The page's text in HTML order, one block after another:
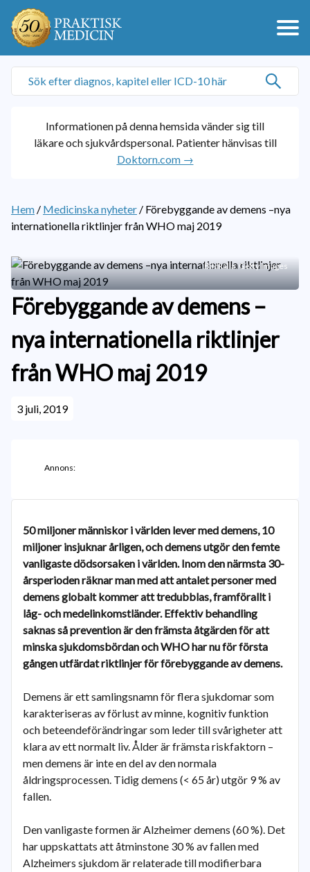
Informationen på denna hemsida vänder sig till
läkare och sjukvårdspersonal. Patienter hänvisas till
Doktorn.com →
Hem / Medicinska nyheter / Förebyggande av demens –nya
internationella riktlinjer från WHO maj 2019
Förebyggande av demens –
nya internationella riktlinjer
från WHO maj 2019
3 juli, 2019
Bildkälla: Getty Images
Annons:
50 miljoner människor i världen lever med demens, 10
miljoner insjuknar årligen, och demens utgör den femte
vanligaste dödsorsaken i världen. Inom den närmsta 30-
årsperioden räknar man med att antalet personer med
demens globalt kommer att tredubblas, framförallt i
låg- och medelinkomstländer. Effektiv behandling
saknas så prevention är den främsta åtgärden för att
minska sjukdomsbördan och WHO har nu för första
gången utfärdat riktlinjer för förebyggande av demens.
Demens är ett samlingsnamn för flera sjukdomar som
karakteriseras av förlust av minne, kognitiv funktion
och beteendeförändringar som leder till svårigheter att
klara av ett normalt liv. Ålder är främsta riskfaktorn –
men demens är inte en del av den normala
åldringsprocessen. Tidig demens (< 65 år) utgör 9 % av
fallen.
Den vanligaste formen är Alzheimer demens (60 %). Det
har uppskattats att åtminstone 30 % av fallen med
Alzheimers sjukdom är relaterade till modifierbara